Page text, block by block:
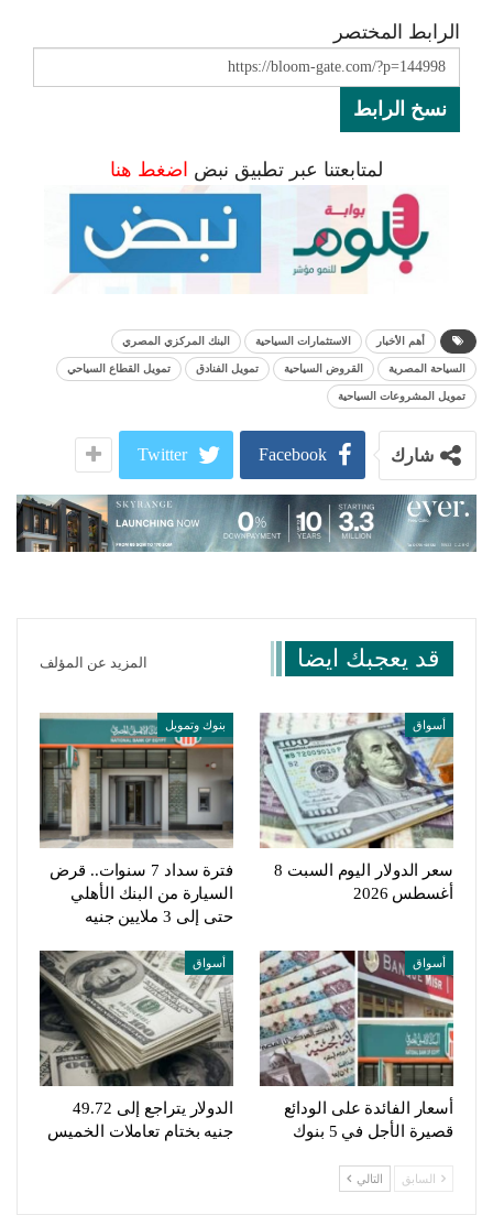
الرابط المختصر
نسخ الرابط
لمتابعتنا عبر تطبيق نبض اضغط هنا
أهم الأخبار الاستثمارات السياحية البنك المركزي المصري
السياحة المصرية القروض السياحية تمويل الفنادق تمويل القطاع السياحي
تمويل المشروعات السياحية
شارك Facebook
Twitter
قد يعجبك ايضا المزيد عن المؤلف
أسواق
سعر الدولار اليوم السبت 8
أغسطس 2026
بنوك وتمويل
فترة سداد 7 سنوات.. قرض
السيارة من البنك الأهلي
حتى إلى 3 ملايين جنيه
أسواق
أسعار الفائدة على الودائع
قصيرة الأجل في 5 بنوك
أسواق
الدولار يتراجع إلى 49.72
جنيه بختام تعاملات الخميس
السابق التالي